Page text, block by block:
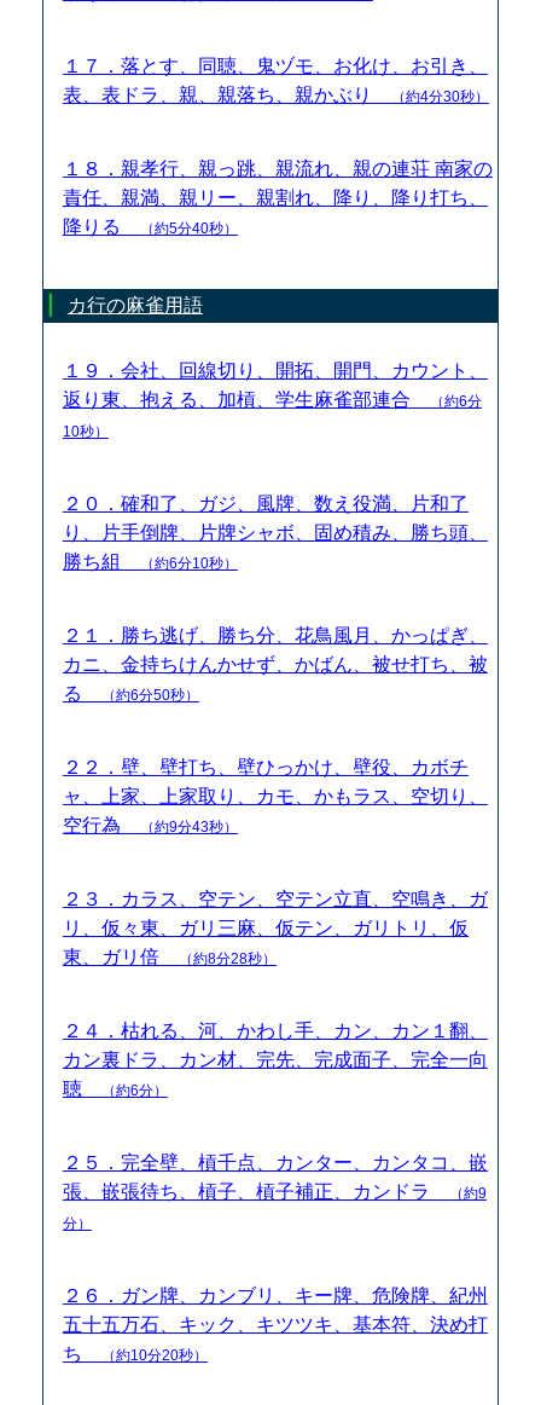
１７．落とす、同聴、鬼ヅモ、お化け、お引き、
表、表ドラ、親、親落ち、親かぶり
（約4分30秒）
１８．親孝行、親っ跳、親流れ、親の連荘 南家の
責任、親満、親リー、親割れ、降り、降り打ち、
降りる
（約5分40秒）
カ行の麻雀用語
１９．会社、回線切り、開拓、開門、カウント、
返り東、抱える、加槓、学生麻雀部連合
（約6分
10秒）
２０．確和了、ガジ、風牌、数え役満、片和了
り、片手倒牌、片牌シャボ、固め積み、勝ち頭、
勝ち組
（約6分10秒）
２１．勝ち逃げ、勝ち分、花鳥風月、かっぱぎ、
カニ、金持ちけんかせず、かばん、被せ打ち、被
る
（約6分50秒）
２２．壁、壁打ち、壁ひっかけ、壁役、カボチ
ャ、上家、上家取り、カモ、かもラス、空切り、
空行為
（約9分43秒）
２３．カラス、空テン、空テン立直、空鳴き、ガ
リ、仮々東、ガリ三麻、仮テン、ガリトリ、仮
東、ガリ倍
（約8分28秒）
２４．枯れる、河、かわし手、カン、カン１翻、
カン裏ドラ、カン材、完先、完成面子、完全一向
聴
（約6分）
２５．完全壁、槓千点、カンター、カンタコ、嵌
張、嵌張待ち、槓子、槓子補正、カンドラ
（約9
分）
２６．ガン牌、カンブリ、キー牌、危険牌、紀州
五十五万石、キック、キツツキ、基本符、決め打
ち
（約10分20秒）